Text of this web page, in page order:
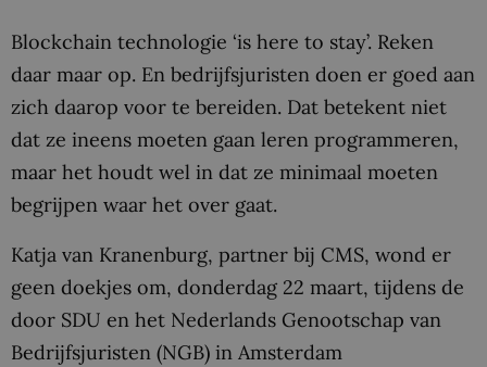
Blockchain technologie ‘is here to stay’. Reken
daar maar op. En bedrijfsjuristen doen er goed aan
zich daarop voor te bereiden. Dat betekent niet
dat ze ineens moeten gaan leren programmeren,
maar het houdt wel in dat ze minimaal moeten
begrijpen waar het over gaat.
Katja van Kranenburg, partner bij CMS, wond er
geen doekjes om, donderdag 22 maart, tijdens de
door SDU en het Nederlands Genootschap van
Bedrijfsjuristen (NGB) in Amsterdam